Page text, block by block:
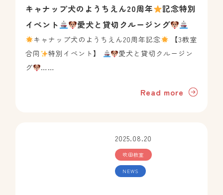
キャナップ犬のようちえん20周年
記念特別
イベント
愛犬と貸切クルージング
キャナップ犬のようちえん20周年記念
【3教室
合同
特別イベント】
愛犬と貸切クルージン
グ
……
Read more
2025.08.20
吹田教室
NEWS